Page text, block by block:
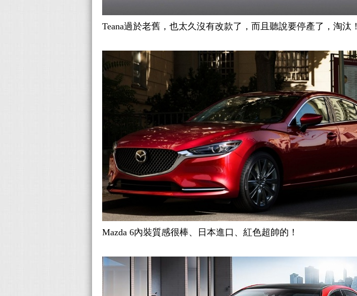
Teana過於老舊，也太久沒有改款了，而且聽說要停產了，淘汰！
Mazda 6內裝質感很棒、日本進口、紅色超帥的！